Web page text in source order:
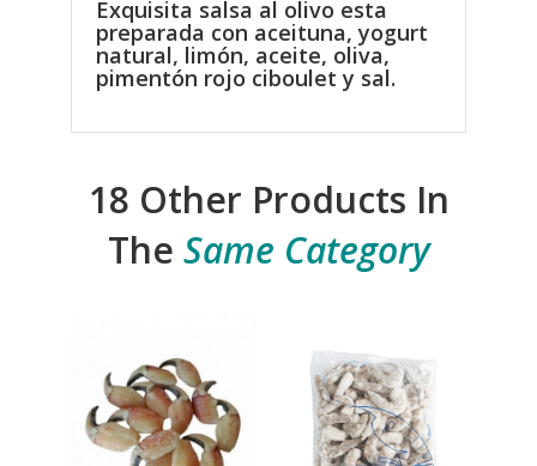
Exquisita salsa al olivo esta
preparada con aceituna, yogurt
natural, limón, aceite, oliva,
pimentón rojo ciboulet y sal.
18 Other Products In
The Same Category